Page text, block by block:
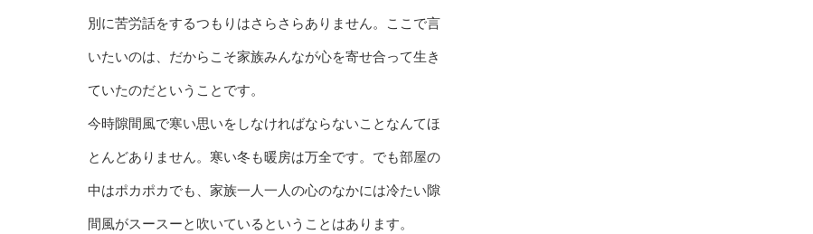
別に苦労話をするつもりはさらさらありません。ここで言
いたいのは、だからこそ家族みんなが心を寄せ合って生き
ていたのだということです。
今時隙間風で寒い思いをしなければならないことなんてほ
とんどありません。寒い冬も暖房は万全です。でも部屋の
中はポカポカでも、家族一人一人の心のなかには冷たい隙
間風がスースーと吹いているということはあります。